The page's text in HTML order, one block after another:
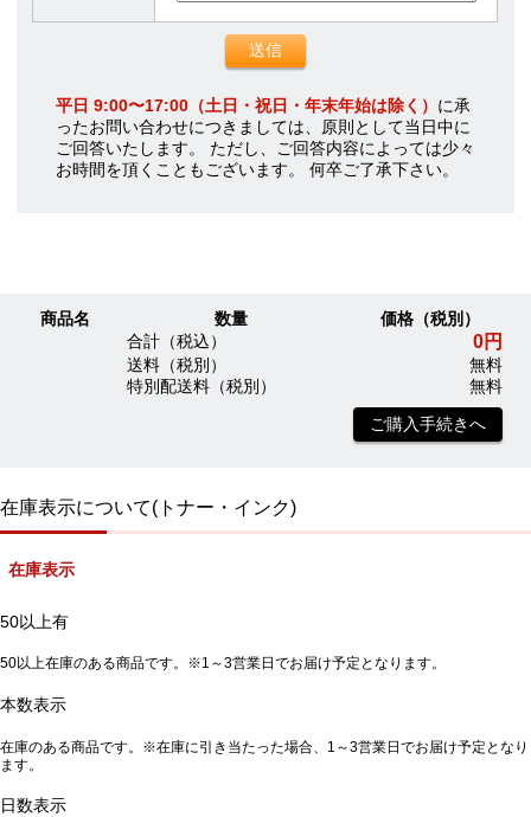
平日 9:00〜17:00（土日・祝日・年末年始は除く） に承
ったお問い合わせにつきましては、原則として当日中に
ご回答いたします。 ただし、ご回答内容によっては少々
お時間を頂くこともございます。 何卒ご了承下さい。
商品名 数量
価格（税別）
合計（税込）
0円
送料（税別）
無料
特別配送料（税別）
無料
ご購入手続きへ
在庫表示について(トナー・インク)
在庫表示
50以上有
50以上在庫のある商品です。※1～3営業日でお届け予定となります。
本数表示
在庫のある商品です。※在庫に引き当たった場合、1～3営業日でお届け予定となり
ます。
日数表示